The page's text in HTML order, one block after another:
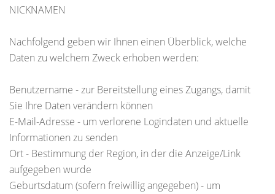
NICKNAMEN
Nachfolgend geben wir Ihnen einen Überblick, welche
Daten zu welchem Zweck erhoben werden:
Benutzername - zur Bereitstellung eines Zugangs, damit
Sie Ihre Daten verändern können
E-Mail-Adresse - um verlorene Logindaten und aktuelle
Informationen zu senden
Ort - Bestimmung der Region, in der die Anzeige/Link
aufgegeben wurde
Geburtsdatum (sofern freiwillig angegeben) - um